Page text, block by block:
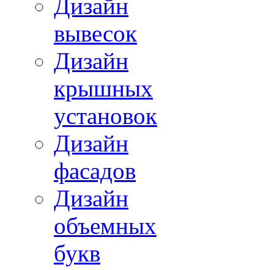
Дизайн
вывесок
Дизайн
крышных
установок
Дизайн
фасадов
Дизайн
объемных
букв